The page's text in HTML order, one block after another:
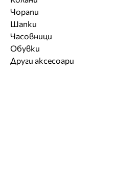
Чорапи
Шапки
Часовници
Обувки
Други аксесоари